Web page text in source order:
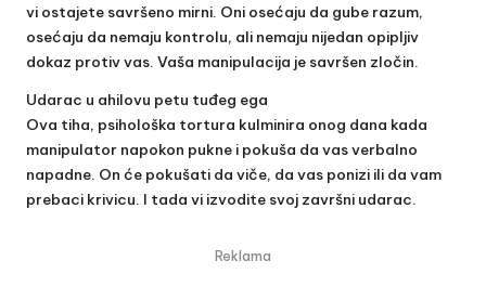
vi ostajete savršeno mirni. Oni osećaju da gube razum,
osećaju da nemaju kontrolu, ali nemaju nijedan opipljiv
dokaz protiv vas. Vaša manipulacija je savršen zločin.
Udarac u ahilovu petu tuđeg ega
Ova tiha, psihološka tortura kulminira onog dana kada
manipulator napokon pukne i pokuša da vas verbalno
napadne. On će pokušati da viče, da vas ponizi ili da vam
prebaci krivicu. I tada vi izvodite svoj završni udarac.
Reklama